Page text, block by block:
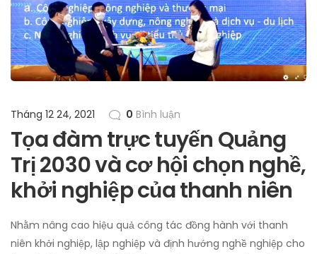
Tháng 12 24, 2021 0 Bình luận
Tọa đàm trực tuyến Quảng
Trị 2030 và cơ hội chọn nghề,
khởi nghiệp của thanh niên
Nhằm nâng cao hiệu quả công tác đồng hành với thanh
niên khởi nghiệp, lập nghiệp và định hướng nghề nghiệp cho